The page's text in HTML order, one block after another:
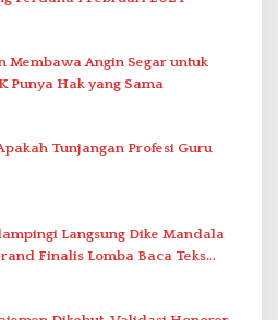
Membawa Angin Segar untuk
Punya Hak yang Sama
Tunjangan Profesi Guru
Finalis Lomba Baca Teks
Karno di Bali